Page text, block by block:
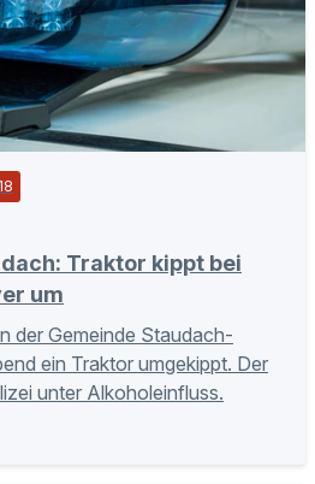
Traktor kippt bei
um
der Gemeinde Staudach-
ein Traktor umgekippt. Der
unter Alkoholeinfluss.